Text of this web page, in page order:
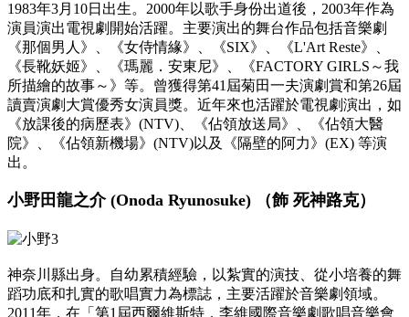
1983年3月10日出生。2000年以歌手身份出道後，2003年作為
演員演出電視劇開始活躍。主要演出的舞台作品包括音樂劇
《那個男人》、《女侍情緣》、《SIX》、《L'Art Reste》、
《長靴妖姬》、《瑪麗 ． 安東尼》、《FACTORY GIRLS～我
所描繪的故事～》等。曾獲得第41屆菊田一夫演劇賞和第26屆
讀賣演劇大賞優秀女演員獎。近年來也活躍於電視劇演出，如
《放課後的病歷表》(NTV)、《佔領放送局》
《佔領大醫
院》
《佔領新機場》(NTV)以及《隔壁的阿力》(EX) 等演
出。
小野田龍之介 (Onoda Ryunosuke) （飾 死神路克）
神奈川縣出身。自幼累積經驗，以紮實的演技、從小培養的舞
蹈功底和扎實的歌唱實力為標誌，主要活躍於音樂劇領域。
2011年，在「第1屆西爾維斯特 ． 李維國際音樂劇歌唱音樂會